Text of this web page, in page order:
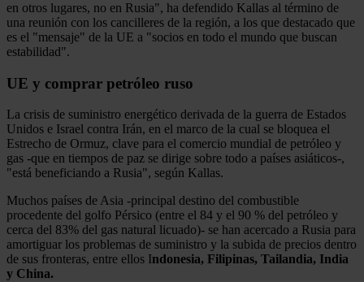
en otros lugares, no en Rusia", ha defendido Kallas al término de
una reunión con los cancilleres de la región, a los que destacado que
es el "mensaje" de la UE a "socios en todo el mundo que buscan
estabilidad".
UE y comprar petróleo ruso
La crisis de suministro energético derivada de la guerra de Estados
Unidos e Israel contra Irán, en el marco de la cual se bloquea el
Estrecho de Ormuz, clave para el comercio mundial de petróleo y
gas -que en tiempos de paz se dirige sobre todo a países asiáticos-,
"está beneficiando a Rusia", según Kallas.
Muchos países de Asia -principal destino del combustible
procedente del golfo Pérsico (entre el 84 y el 90 % del petróleo y
cerca del 83% del gas natural licuado)- se han acercado a Rusia para
amortiguar los problemas de suministro y la subida de precios dentro
de sus fronteras, entre ellos Indonesia, Filipinas, Tailandia, India
y China.